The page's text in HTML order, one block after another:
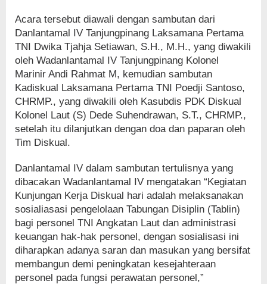
Acara tersebut diawali dengan sambutan dari
Danlantamal IV Tanjungpinang Laksamana Pertama
TNI Dwika Tjahja Setiawan, S.H., M.H., yang diwakili
oleh Wadanlantamal IV Tanjungpinang Kolonel
Marinir Andi Rahmat M, kemudian sambutan
Kadiskual Laksamana Pertama TNI Poedji Santoso,
CHRMP., yang diwakili oleh Kasubdis PDK Diskual
Kolonel Laut (S) Dede Suhendrawan, S.T., CHRMP.,
setelah itu dilanjutkan dengan doa dan paparan oleh
Tim Diskual.
Danlantamal IV dalam sambutan tertulisnya yang
dibacakan Wadanlantamal IV mengatakan “Kegiatan
Kunjungan Kerja Diskual hari adalah melaksanakan
sosialiasasi pengelolaan Tabungan Disiplin (Tablin)
bagi personel TNI Angkatan Laut dan administrasi
keuangan hak-hak personel, dengan sosialisasi ini
diharapkan adanya saran dan masukan yang bersifat
membangun demi peningkatan kesejahteraan
personel pada fungsi perawatan personel,”